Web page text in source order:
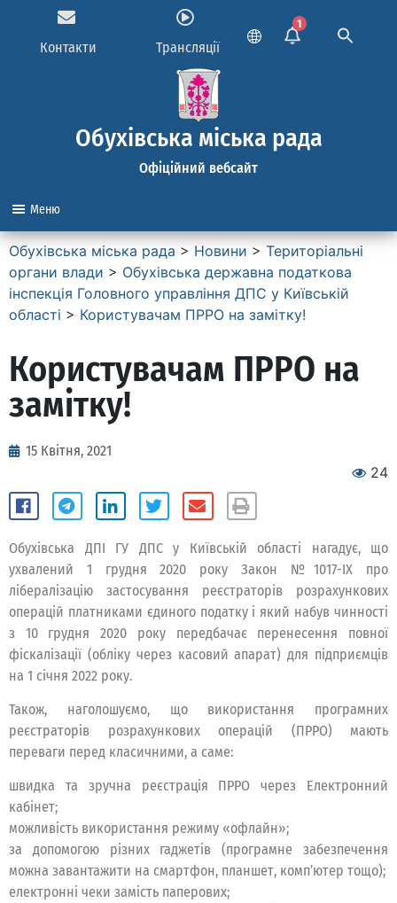
Контакти Трансляції
1
Обухівська міська рада
Офіційний вебсайт
Меню
Обухівська міська рада > Новини > Територіальні
органи влади > Обухівська державна податкова
інспекція Головного управління ДПС у Київській
області > Користувачам ПРРО на замітку!
Користувачам ПРРО на
замітку!
15 Квітня, 2021
24
Обухівська ДПІ ГУ ДПС у Київській області нагадує, що
ухвалений 1 грудня 2020 року Закон №1017-ІХ про
лібералізацію застосування реєстраторів розрахункових
операцій платниками єдиного податку і який набув чинності
з 10 грудня 2020 року передбачає перенесення повної
фіскалізації (обліку через касовий апарат) для підприємців
на 1 січня 2022 року.
Також, наголошуємо, що використання програмних
реєстраторів розрахункових операцій (ПРРО) мають
переваги перед класичними, а саме:
швидка та зручна реєстрація ПРРО через Електронний
кабінет;
можливість використання режиму «офлайн»;
за допомогою різних гаджетів (програмне забезпечення
можна завантажити на смартфон, планшет, комп’ютер тощо);
електронні чеки замість паперових;